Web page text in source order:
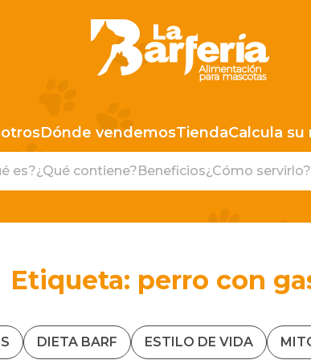
Dónde vendemosTiendaCalcula su
es?¿Qué contiene?Beneficios¿Cómo servirlo?
Etiqueta: perro con
DIETA BARF ESTILO DE VIDA